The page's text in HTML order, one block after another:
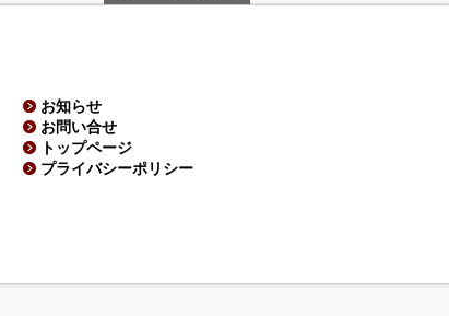
お知らせ
お問い合せ
トップページ
プライバシーポリシー